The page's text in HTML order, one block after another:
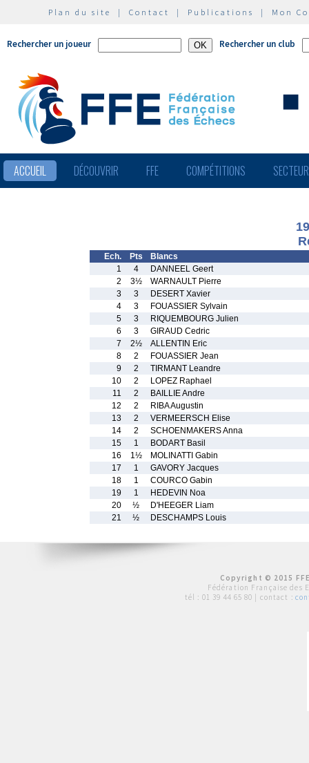
Plan du site | Contact | Publications | Mon
Rechercher un joueur Rechercher un club
ACCUEIL DÉCOUVRIR FFE COMPÉTITIONS
Ech. Pts
Blancs
1
4
DANNEEL Geert
2
3½
WARNAULT Pierre
3
3
DESERT Xavier
4
3
FOUASSIER Sylvain
5
3
RIQUEMBOURG Julien
6
3
GIRAUD Cedric
7
2½
ALLENTIN Eric
8
2
FOUASSIER Jean
9
2
TIRMANT Leandre
10
2
LOPEZ Raphael
11
2
BAILLIE Andre
12
2
RIBA Augustin
13
2
VERMEERSCH Elise
14
2
SCHOENMAKERS Anna
15
1
BODART Basil
16
1½
MOLINATTI Gabin
17
1
GAVORY Jacques
18
1
COURCO Gabin
19
1
HEDEVIN Noa
20
½
D'HEEGER Liam
21
½ DESCHAMPS Louis
Copyright © 2015
Fédération Française des
tél : 01 39 44 65 80 | contact :